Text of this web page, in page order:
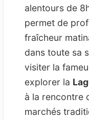
alentours de
permet de
fraîcheur
dans toute sa
visiter la
explorer la
à la rencontre
marchés